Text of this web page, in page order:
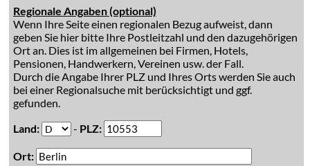
Regionale Angaben (optional)
Wenn Ihre Seite einen regionalen Bezug aufweist, dann
geben Sie hier bitte Ihre Postleitzahl und den dazugehörigen
Ort an. Dies ist im allgemeinen bei Firmen, Hotels,
Pensionen, Handwerkern, Vereinen usw. der Fall.
Durch die Angabe Ihrer PLZ und Ihres Orts werden Sie auch
bei einer Regionalsuche mit berücksichtigt und ggf.
gefunden.
Land:
- PLZ:
Ort: